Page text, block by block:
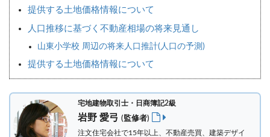
提供する土地価格情報について
人口推移に基づく不動産相場の将来見通し
山東小学校 周辺の将来人口推計(人口の予測)
提供する土地価格情報について
宅地建物取引士・日商簿記2級
岩野 愛弓 (監修者)
注文住宅会社で15年以上、不動産売買、建築デザイ